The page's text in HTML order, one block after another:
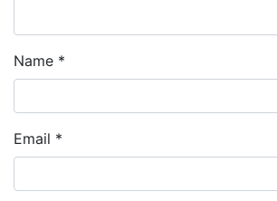
Name *
Email *